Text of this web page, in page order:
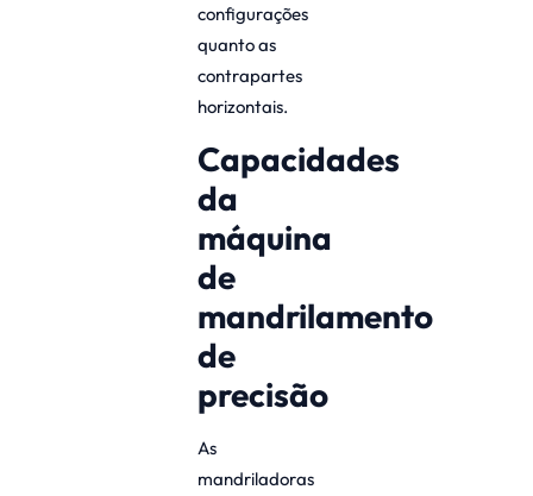
configurações
quanto as
contrapartes
horizontais.
Capacidades
da
máquina
de
mandrilamento
de
precisão
As
mandriladoras